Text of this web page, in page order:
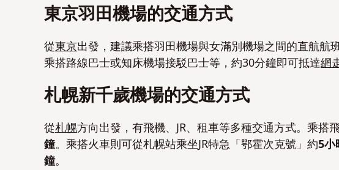
東京羽田機場的交通方式
從東京出發，建議乘搭羽田機場與女滿別機場之間的直航航
乘搭路線巴士或知床機場接駁巴士等，約30分鐘即可抵達網
札幌新千歲機場的交通方式
從札幌方向出發，有飛機、JR、租車等多種交通方式。乘搭
鐘。乘搭火車則可從札幌站乘坐JR特急「鄂霍次克號」約5小
鐘。